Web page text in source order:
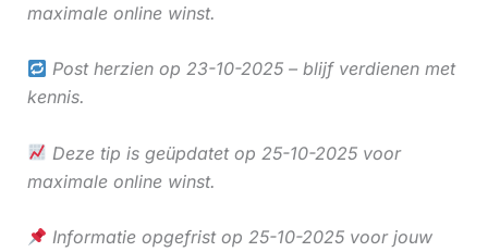
maximale online winst.
Post herzien op 23-10-2025 – blijf verdienen met
kennis.
Deze tip is geüpdatet op 25-10-2025 voor
maximale online winst.
Informatie opgefrist op 25-10-2025 voor jouw